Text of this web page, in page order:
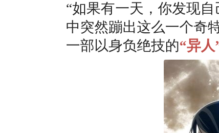
“如果有一天，你发现
中突然蹦出这么一个奇
一部以身负绝技的“异人